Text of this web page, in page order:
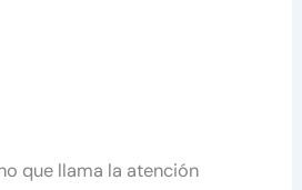
que llama la atención